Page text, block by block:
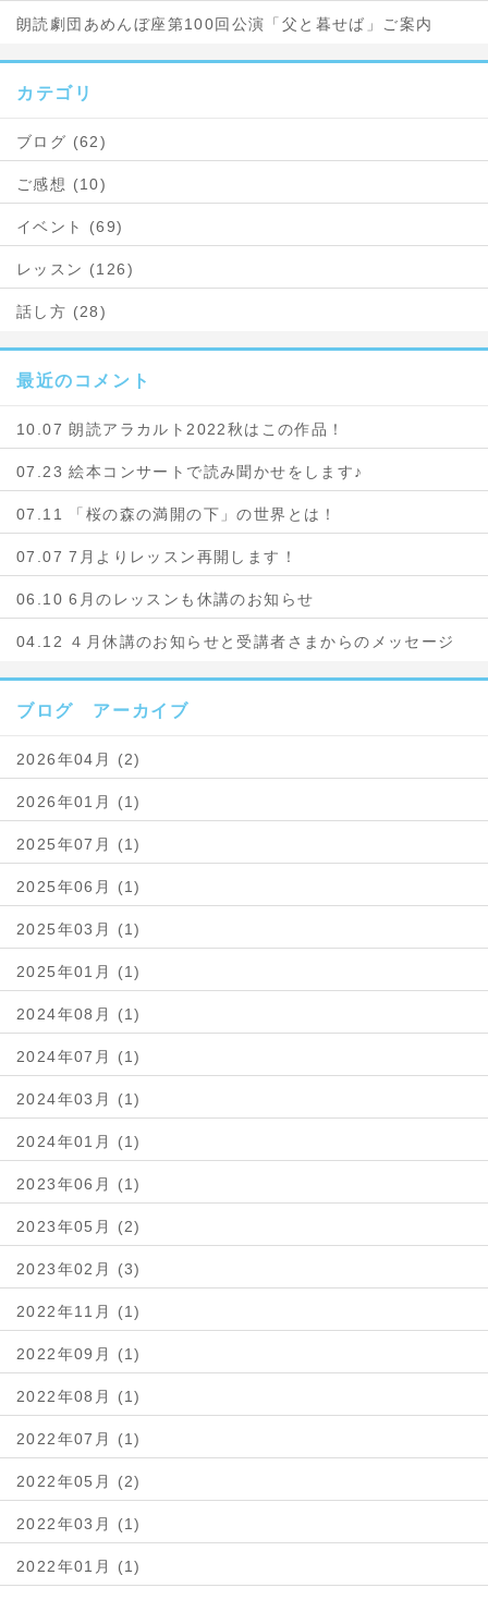
朗読劇団あめんぼ座第100回公演「父と暮せば」ご案内
カテゴリ
ブログ (62)
ご感想 (10)
イベント (69)
レッスン (126)
話し方 (28)
最近のコメント
10.07 朗読アラカルト2022秋はこの作品！
07.23 絵本コンサートで読み聞かせをします♪
07.11 「桜の森の満開の下」の世界とは！
07.07 7月よりレッスン再開します！
06.10 6月のレッスンも休講のお知らせ
04.12 ４月休講のお知らせと受講者さまからのメッセージ
ブログ アーカイブ
2026年04月 (2)
2026年01月 (1)
2025年07月 (1)
2025年06月 (1)
2025年03月 (1)
2025年01月 (1)
2024年08月 (1)
2024年07月 (1)
2024年03月 (1)
2024年01月 (1)
2023年06月 (1)
2023年05月 (2)
2023年02月 (3)
2022年11月 (1)
2022年09月 (1)
2022年08月 (1)
2022年07月 (1)
2022年05月 (2)
2022年03月 (1)
2022年01月 (1)